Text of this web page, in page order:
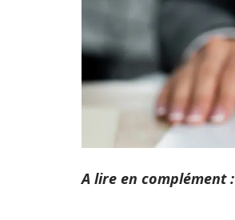
A lire en complément :